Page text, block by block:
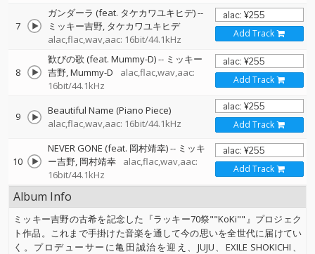
7
ガンダーラ (feat. タケカワユキヒデ)--
ミッキー吉野 タケカワユキヒデ
alac,flac,wav,aac: 16bit/44.1kHz
Add Track
8
歓びの歌 (feat. Mummy-D)-- ミッキー
吉野 Mummy-D
alac,flac,wav,aac:
16bit/44.1kHz
Add Track
9
Beautiful Name (Piano Piece)
alac,flac,wav,aac: 16bit/44.1kHz
Add Track
10
NEVER GONE (feat. 岡村靖幸)-- ミッキ
ー吉野 岡村靖幸
alac,flac,wav,aac:
16bit/44.1kHz
Add Track
Album Info
ミッキー吉野の古希を記念した『ラッキー70祭""KoKi""』プロジェク
ト作品。これまで手掛けた音楽を通して今の思いを全世代に届けてい
く。プロデューサーに亀田誠治を迎え、JUJU、EXILE SHOKICHI、